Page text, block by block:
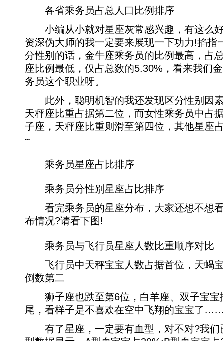
各省乘务员占总人口比例排序
小编从小就对星座灰常感兴趣，有这么
资深伪大师的我一定要来展现一下功力!掐指
分性别的话，金牛座乘务员的比例最高，占
座比例最低，仅占总数的5.30%，看来我们
务员这个职业呀。
此外，聪明机智的我还发现区分性别因
天秤座比重占据第二位，而女性乘务员中占
子座，天秤座比重则滑至第四位，其他星座
~
乘务员星座占比排序
乘务员分性别星座占比排序
看完乘务员的星座分布，大家还想不想
布情况?请看下图!
乘务员与飞行员星座人数比重顺序对比
飞行员中天秤宝宝人数占据首位，天蝎
倒数第二
狮子座也跌至第6位，白羊座、双子宝宝
尾，看样子是不喜欢在空中飞翔的宝宝了
有了星座，一定要有血型，对不对?我们